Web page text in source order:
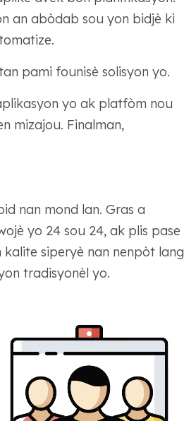
an abòdab sou yon bidjè ki
pami founisè solisyon yo.
yo ak platfòm nou
mizajou. Finalman,
nan mond lan. Gras a
yo 24 sou 24, ak plis pase
siperyè nan nenpòt lang
tradisyonèl yo.